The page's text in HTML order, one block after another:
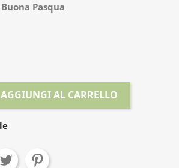
Pasqua
AGGIUNGI AL CARRELLO